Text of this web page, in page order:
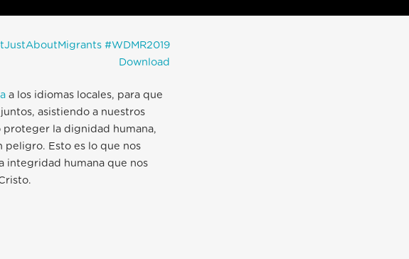
#WDMR2019
Download
a los idiomas locales, para que
asistiendo a nuestros
proteger la dignidad humana,
peligro. Esto es lo que nos
integridad humana que nos